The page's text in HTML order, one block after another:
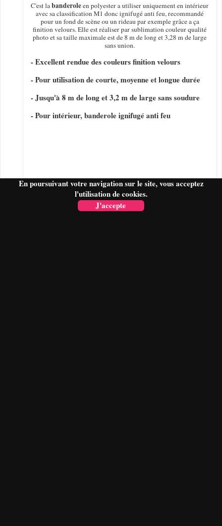
En poursuivant votre navigation sur le site, vous acceptez
l'utilisation de cookies.
J'accepte
C'est labanderoleen polyester a utiliser uniquement en intérieur
avec sa classification M1 donc ignifugé anti feu, recommandé
pour un fond de scène ou un rideau par exemple grâce a ça
finition velours. Elle est réaliser par sublimation couleur qualité
photo et sa taille maximale est de 8 m de long et 3,28 m de large
sans union.
- Excellent rendue des couleurs finition velours
- Pour utilisation de courte, moyenne et longue durée
- Jusqu'à 8 m de long et 3,2 m de large sans soudure
- Pour intérieur, banderole ignifugé anti feu